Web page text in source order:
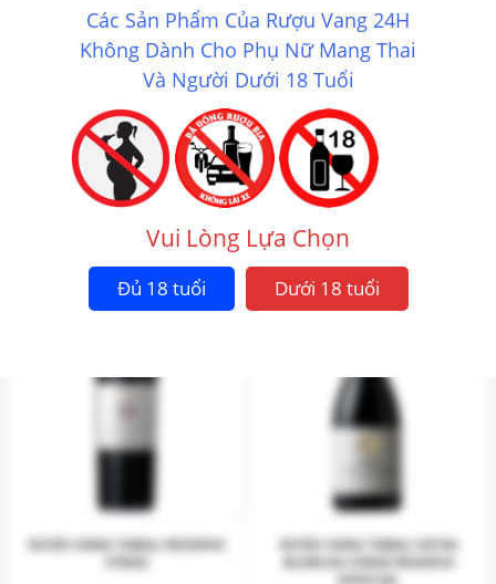
Các Sản Phẩm Của Rượu Vang 24H
Không Dành Cho Phụ Nữ Mang Thai
Và Người Dưới 18 Tuổi
Vui Lòng Lựa Chọn
Đủ 18 tuổi Dưới 18 tuổi
RƯỢU VANG TABALI RESERVA
CABERNET SAUVIGNON
490.000
RƯỢU VANG TABALI RESERVA
ESPECIAL CHARDONNAY
590.000
Mua ngay
RƯỢU VANG TABALI RESERVA
RƯỢU VANG TABALI VETAS
BLANCAS SYRAH RESERVA